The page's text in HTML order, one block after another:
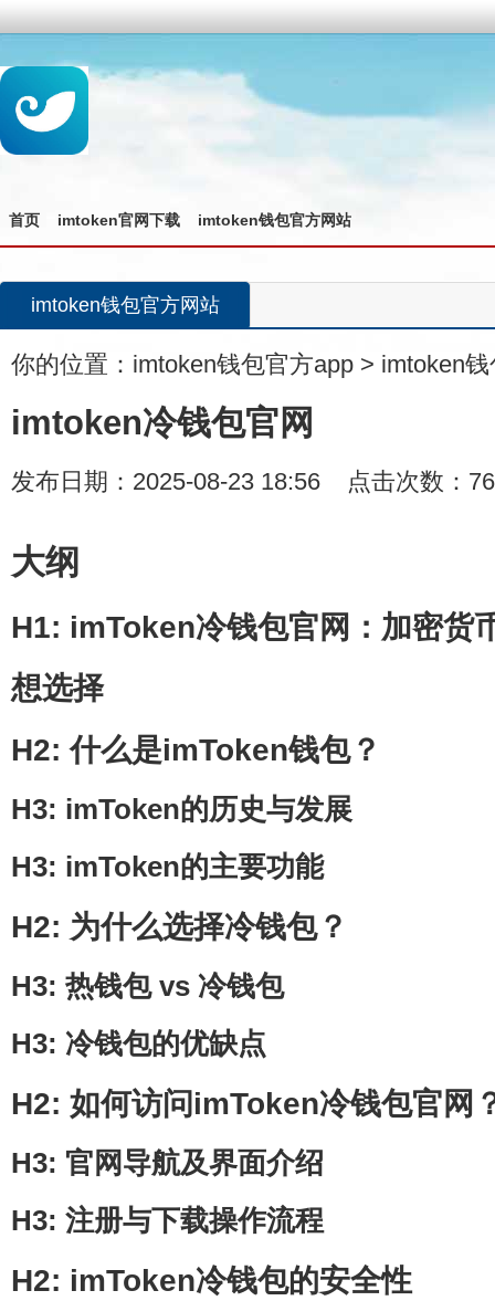
首页 imtoken官网下载 imtoken钱包官方网站
imtoken钱包官方网站
你的位置： imtoken钱包官方app > imtoken
imtoken冷钱包官网
发布日期：2025-08-23 18:56 点击次数：76
大纲
H1: imToken冷钱包官网：加密货
想选择
H2: 什么是imToken钱包？
H3: imToken的历史与发展
H3: imToken的主要功能
H2: 为什么选择冷钱包？
H3: 热钱包 vs 冷钱包
H3: 冷钱包的优缺点
H2: 如何访问imToken冷钱包官网
H3: 官网导航及界面介绍
H3: 注册与下载操作流程
H2: imToken冷钱包的安全性